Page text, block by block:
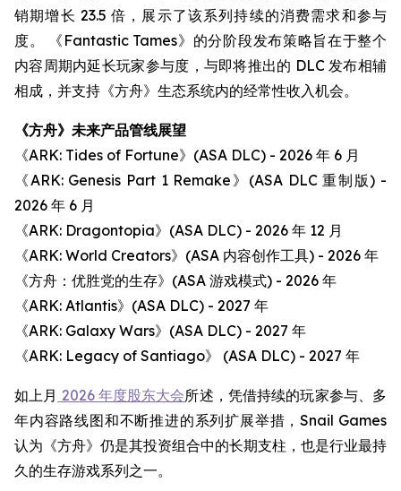
销期增长 23.5 倍，展示了该系列持续的消费需求和参与
度。 《Fantastic Tames》的分阶段发布策略旨在于整个
内容周期内延长玩家参与度，与即将推出的 DLC 发布相辅
相成，并支持《方舟》生态系统内的经常性收入机会。
《方舟》未来产品管线展望
《ARK: Tides of Fortune》(ASA DLC) - 2026 年 6 月
《ARK: Genesis Part 1 Remake》(ASA DLC 重制版) -
2026 年 6 月
《ARK: Dragontopia》(ASA DLC) - 2026 年 12 月
《ARK: World Creators》(ASA 内容创作工具) - 2026 年
《方舟：优胜党的生存》(ASA 游戏模式) - 2026 年
《ARK: Atlantis》(ASA DLC) - 2027 年
《ARK: Galaxy Wars》(ASA DLC) - 2027 年
《ARK: Legacy of Santiago》 (ASA DLC) - 2027 年
如上月 2026 年度股东大会所述，凭借持续的玩家参与、多
年内容路线图和不断推进的系列扩展举措，Snail Games
认为《方舟》仍是其投资组合中的长期支柱，也是行业最持
久的生存游戏系列之一。